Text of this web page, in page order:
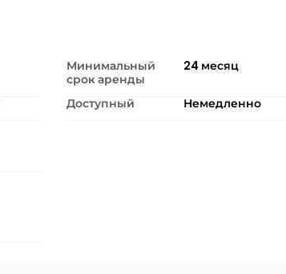
Минимальный
срок аренды
24 месяц
Доступный
Немедленно